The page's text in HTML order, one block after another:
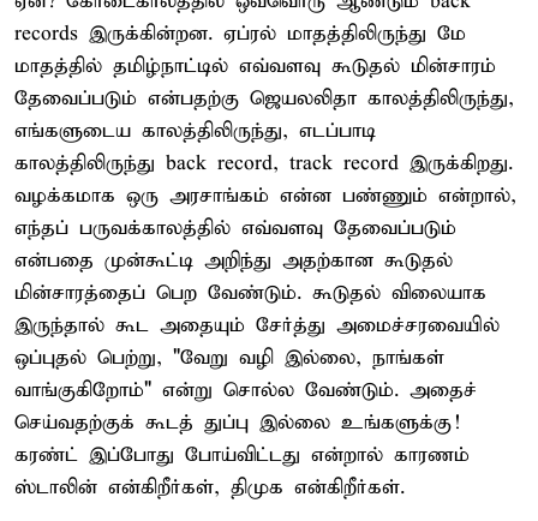
records இருக்கின்றன. ஏப்ரல் மாதத்திலிருந்து மே
மாதத்தில் தமிழ்நாட்டில் எவ்வளவு கூடுதல் மின்சாரம்
தேவைப்படும் என்பதற்கு ஜெயலலிதா காலத்திலிருந்து,
எங்களுடைய காலத்திலிருந்து, எடப்பாடி
காலத்திலிருந்து back record, track record இருக்கிறது.
வழக்கமாக ஒரு அரசாங்கம் என்ன பண்ணும் என்றால்,
எந்தப் பருவக்காலத்தில் எவ்வளவு தேவைப்படும்
என்பதை முன்கூட்டி அறிந்து அதற்கான கூடுதல்
மின்சாரத்தைப் பெற வேண்டும். கூடுதல் விலையாக
இருந்தால் கூட அதையும் சேர்த்து அமைச்சரவையில்
ஒப்புதல் பெற்று, "வேறு வழி இல்லை, நாங்கள்
வாங்குகிறோம்" என்று சொல்ல வேண்டும். அதைச்
செய்வதற்குக் கூடத் துப்பு இல்லை உங்களுக்கு!
கரண்ட் இப்போது போய்விட்டது என்றால் காரணம்
ஸ்டாலின் என்கிறீர்கள், திமுக என்கிறீர்கள்.